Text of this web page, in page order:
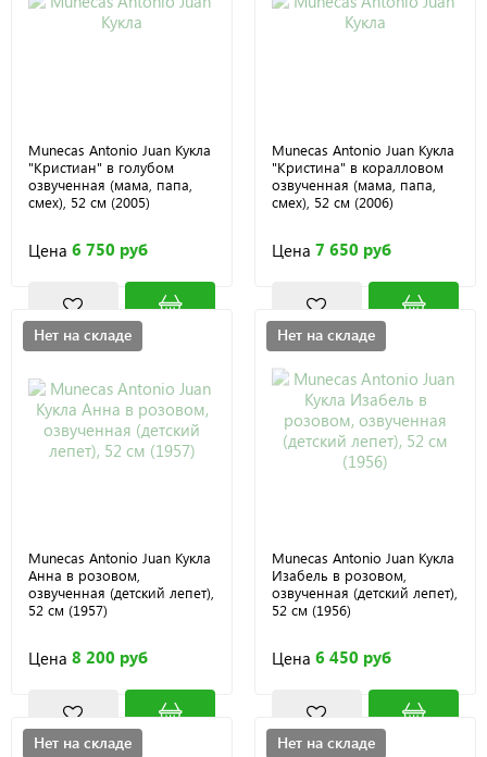
Munecas Antonio Juan Кукла
"Кристиан" в голубом
озвученная (мама, папа,
смех), 52 см (2005)
Цена 6 750 руб
Munecas Antonio Juan Кукла
"Кристина" в коралловом
озвученная (мама, папа,
смех), 52 см (2006)
Цена 7 650 руб
Нет на складе
Munecas Antonio Juan Кукла
Анна в розовом,
озвученная (детский лепет),
52 см (1957)
Цена 8 200 руб
Нет на складе
Munecas Antonio Juan Кукла
Изабель в розовом,
озвученная (детский лепет),
52 см (1956)
Цена 6 450 руб
Нет на складе Нет на складе